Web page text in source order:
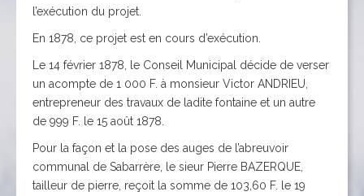
l’exécution du projet.
En 1878, ce projet est en cours d’exécution.
Le 14 février 1878, le Conseil Municipal décide de verser
un acompte de 1 000 F. à monsieur Victor ANDRIEU,
entrepreneur des travaux de ladite fontaine et un autre
de 999 F. le 15 août 1878.
Pour la façon et la pose des auges de l’abreuvoir
communal de Sabarrère, le sieur Pierre BAZERQUE,
tailleur de pierre, reçoit la somme de 103,60 F. le 19